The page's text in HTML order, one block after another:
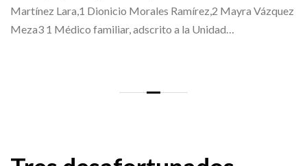
Martínez Lara,1 Dionicio Morales Ramírez,2 Mayra Vázquez
Meza3 1 Médico familiar, adscrito a la Unidad…